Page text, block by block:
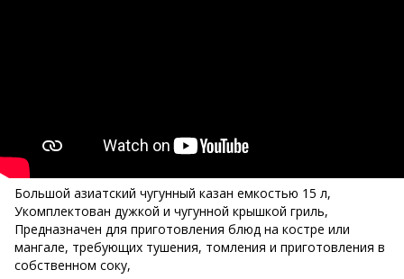
Большой азиатский чугунный казан емкостью 15 л,
Укомплектован дужкой и чугунной крышкой гриль,
Предназначен для приготовления блюд на костре или
мангале, требующих тушения, томления и приготовления в
собственном соку,